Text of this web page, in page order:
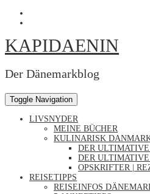
auf
Facebook
kapidaenin
auf
anzeigen
KAPIDAENIN
Der Dänemarkblog
Toggle Navigation
LIVSNYDER
MEINE BÜCHER
KULINARISK
DER
DER
OPSKRIFTER |
REISETIPPS
REISEINFOS